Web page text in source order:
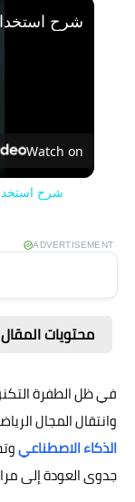
Watch on
شرح
ADVERTISEMENT
محتويات المقال
في ظل الطفرة
وانتقال المجال
الذكاء الاصطناعي
جدوى العودة إلى